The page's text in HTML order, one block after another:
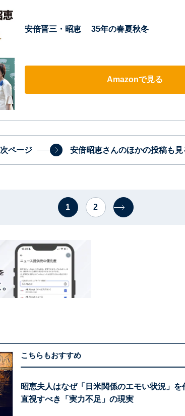
安倍晋三・昭恵 35年の春夏秋冬
Amazonで見る
次ページ 安倍昭恵さんのほかの投稿も見
1 2
こちらもおすすめ
昭恵夫人はなぜ「日米関係のエモい状況」
直視すべき「実力不足」の現実